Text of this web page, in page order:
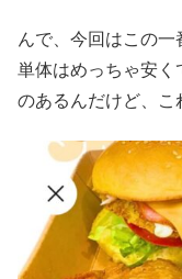
んで、今回はこの一
単体はめっちゃ安く
のあるんだけど、こ